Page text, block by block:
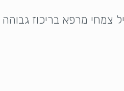
צמחי מרפא בריכוז גבוהה